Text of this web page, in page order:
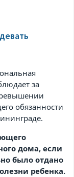
за
обязанности
дома, если
было отдано
ребенка.